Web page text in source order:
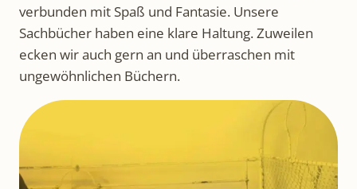
verbunden mit Spaß und Fantasie. Unsere
Sachbücher haben eine klare Haltung. Zuweilen
ecken wir auch gern an und überraschen mit
ungewöhnlichen Büchern.